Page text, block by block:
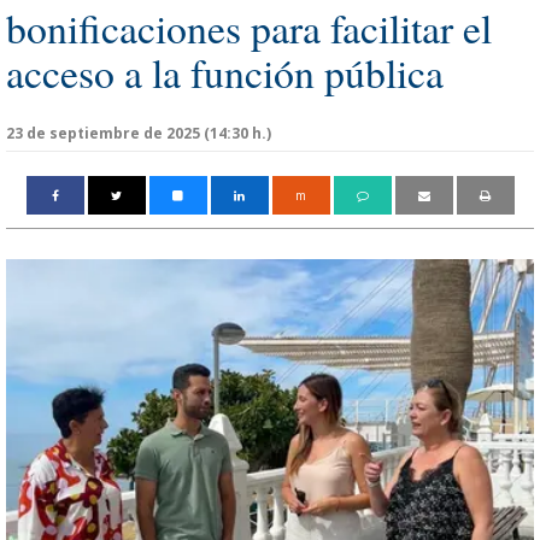
bonificaciones para facilitar el
acceso a la función pública
23 de septiembre de 2025 (14:30 h.)
m